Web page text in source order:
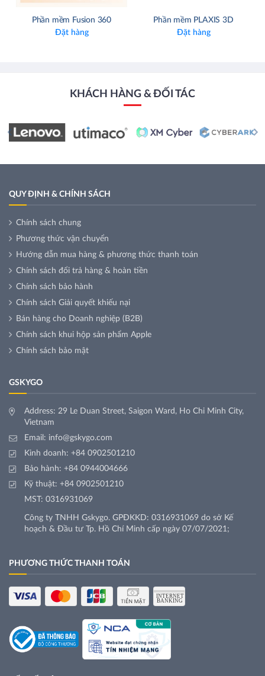
Phần mềm Fusion 360
Đặt hàng
Phần mềm PLAXIS 3D
Đặt hàng
KHÁCH HÀNG & ĐỐI TÁC
QUY ĐỊNH & CHÍNH SÁCH
Chính sách chung
Phương thức vận chuyển
Hướng dẫn mua hàng & phương thức thanh toán
Chính sách đổi trả hàng & hoàn tiền
Chính sách bảo hành
Chính sách Giải quyết khiếu nại
Bán hàng cho Doanh nghiệp (B2B)
Chính sách khui hộp sản phẩm Apple
Chính sách bảo mật
GSKYGO
Address: 29 Le Duan Street, Saigon Ward, Ho Chi Minh City,
Vietnam
Email: info@gskygo.com
Kinh doanh: +84 0902501210
Bảo hành: +84 0944004666
Kỹ thuật: +84 0902501210
MST: 0316931069
Công ty TNHH Gskygo. GPĐKKD: 0316931069 do sở Kế
hoạch & Đầu tư Tp. Hồ Chí Minh cấp ngày 07/07/2021;
PHƯƠNG THỨC THANH TOÁN